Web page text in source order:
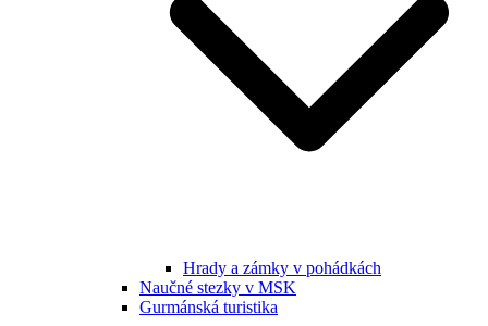
Hrady a zámky v pohádkách
Naučné stezky v MSK
Gurmánská turistika